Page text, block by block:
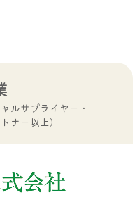
ルサプライヤー・
ナー以上）